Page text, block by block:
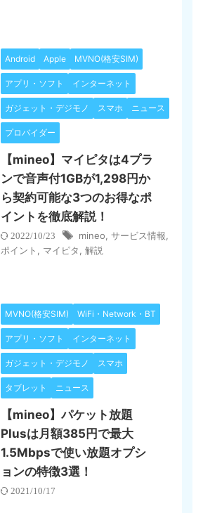
Android Apple MVNO(格安SIM)
アプリ・ソフト インターネット
ガジェット・デジモノ スマホ ニュース
プロバイダー
【mineo】マイピタは4プラ
ンで音声付1GBが1,298円か
ら契約可能な3つのお得なポ
イントを徹底解説！
2022/10/23 mineo, サービス情報,
ポイント , マイピタ, 解説
MVNO(格安SIM) WiFi・Network・BT
アプリ・ソフト インターネット
ガジェット・デジモノ スマホ
タブレット ニュース
【mineo】パケット放題
Plusは月額385円で最大
1.5Mbpsで使い放題オプシ
ョンの特徴3選！
2021/10/17